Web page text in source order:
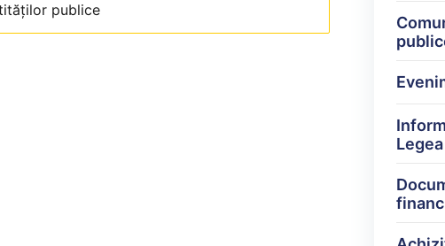
publice